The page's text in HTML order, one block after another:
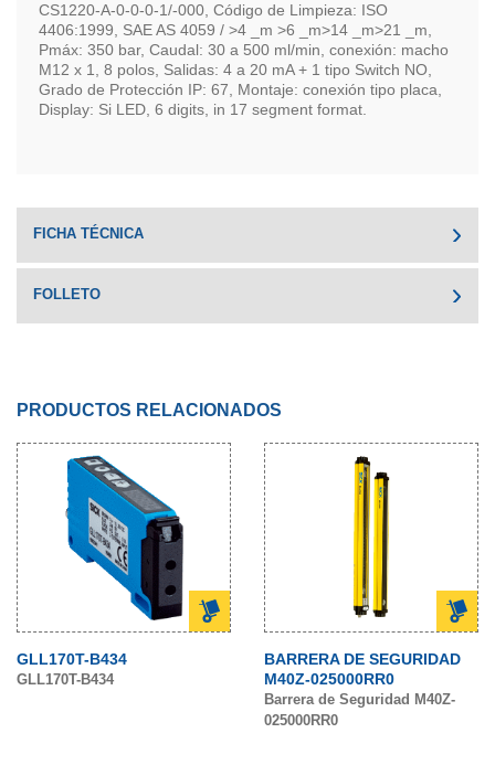
CS1220-A-0-0-0-1/-000, Código de Limpieza: ISO
4406:1999, SAE AS 4059 / >4 _m >6 _m>14 _m>21 _m,
Pmáx: 350 bar, Caudal: 30 a 500 ml/min, conexión: macho
M12 x 1, 8 polos, Salidas: 4 a 20 mA + 1 tipo Switch NO,
Grado de Protección IP: 67, Montaje: conexión tipo placa,
Display: Si LED, 6 digits, in 17 segment format.
FICHA TÉCNICA
FOLLETO
PRODUCTOS RELACIONADOS
GLL170T-B434
GLL170T-B434
BARRERA DE SEGURIDAD
M40Z-025000RR0
Barrera de Seguridad M40Z-
025000RR0